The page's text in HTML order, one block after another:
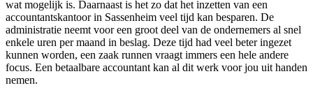
wat mogelijk is. Daarnaast is het zo dat het inzetten van een
accountantskantoor in Sassenheim veel tijd kan besparen. De
administratie neemt voor een groot deel van de ondernemers al snel
enkele uren per maand in beslag. Deze tijd had veel beter ingezet
kunnen worden, een zaak runnen vraagt immers een hele andere
focus. Een betaalbare accountant kan al dit werk voor jou uit handen
nemen.